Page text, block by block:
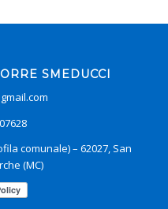
SMEDUCCI
comunale) – 62027, San
(MC)